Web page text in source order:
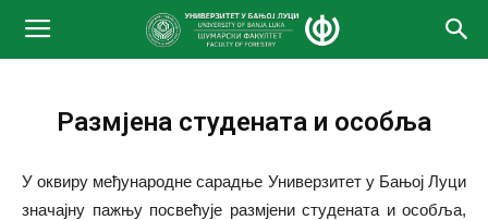
Размјена студената и особља
У оквиру међународне сарадње Универзитет у Бањој Луци
значајну пажњу посвећује размјени студената и особља,